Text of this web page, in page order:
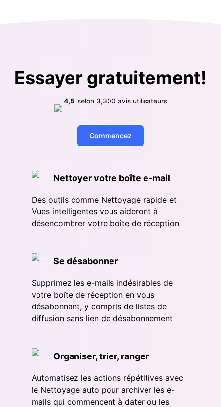
Essayer gratuitement!
4,5 selon 3,300 avis utilisateurs
Commencez
Nettoyer votre boîte e-mail
Des outils comme Nettoyage rapide et
Vues intelligentes vous aideront à
désencombrer votre boîte de réception
Se désabonner
Supprimez les e-mails indésirables de
votre boîte de réception en vous
désabonnant, y compris de listes de
diffusion sans lien de désabonnement
Organiser, trier, ranger
Automatisez les actions répétitives avec
le Nettoyage auto pour archiver les e-
mails qui commencent à dater ou les